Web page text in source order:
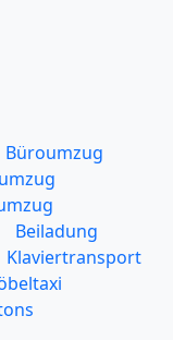
Büroumzug
Beiladung
Klaviertransport